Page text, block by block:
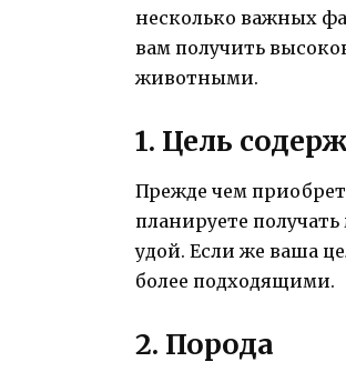
несколько важных
вам получить
животными.
1. Цель
Прежде чем
планируете
удой. Если же ваша
более подходящими.
2. Порода